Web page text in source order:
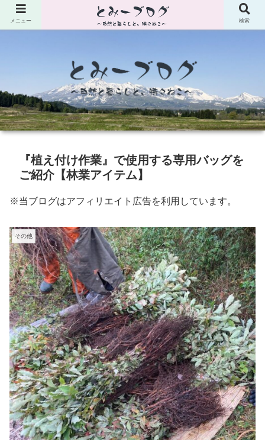
『植え付け作業』で使用する専用バッグを
ご紹介【林業アイテム】
※当ブログはアフィリエイト広告を利用しています。
その他
メニュー 検索